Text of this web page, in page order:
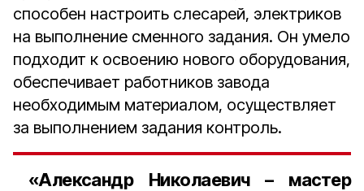
способен настроить слесарей, электриков
на выполнение сменного задания. Он умело
подходит к освоению нового оборудования,
обеспечивает работников завода
необходимым материалом, осуществляет
за выполнением задания контроль.
«Александр Николаевич – мастер